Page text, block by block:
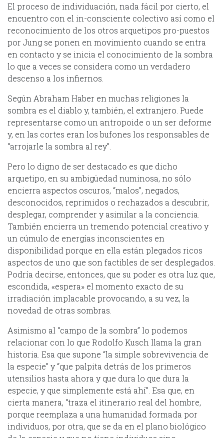
El proceso de individuación, nada fácil por cierto, el
encuentro con el in-consciente colectivo así como el
reconocimiento de los otros arquetipos pro-puestos
por Jung se ponen en movimiento cuando se entra
en contacto y se inicia el conocimiento de la sombra
lo que a veces se considera como un verdadero
descenso a los infiernos.
Según Abraham Haber en muchas religiones la
sombra es el diablo y, también, el extranjero. Puede
representarse como un antropoide o un ser deforme
y, en las cortes eran los bufones los responsables de
“arrojarle la sombra al rey”.
Pero lo digno de ser destacado es que dicho
arquetipo, en su ambigüedad numinosa, no sólo
encierra aspectos oscuros, “malos”, negados,
desconocidos, reprimidos o rechazados a descubrir,
desplegar, comprender y asimilar a la conciencia.
También encierra un tremendo potencial creativo y
un cúmulo de energías inconscientes en
disponibilidad porque en ella están plegados ricos
aspectos de uno que son factibles de ser desplegados.
Podría decirse, entonces, que su poder es otra luz que,
escondida, «espera» el momento exacto de su
irradiación implacable provocando, a su vez, la
novedad de otras sombras.
Asimismo al “campo de la sombra” lo podemos
relacionar con lo que Rodolfo Kusch llama la gran
historia. Esa que supone “la simple sobrevivencia de
la especie” y “que palpita detrás de los primeros
utensilios hasta ahora y que dura lo que dura la
especie, y que simplemente está ahí”. Esa que, en
cierta manera, “traza el itinerario real del hombre,
porque reemplaza a una humanidad formada por
individuos, por otra, que se da en el plano biológico